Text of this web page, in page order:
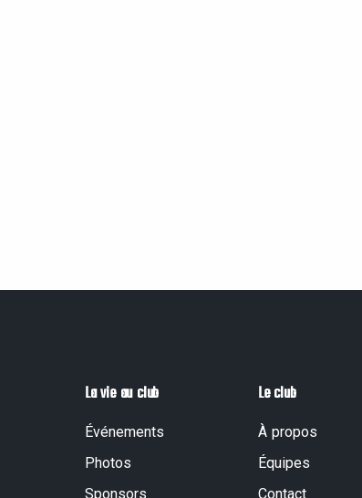
La vie au club
Événements
Photos
Sponsors
Le club
À propos
Équipes
Contact